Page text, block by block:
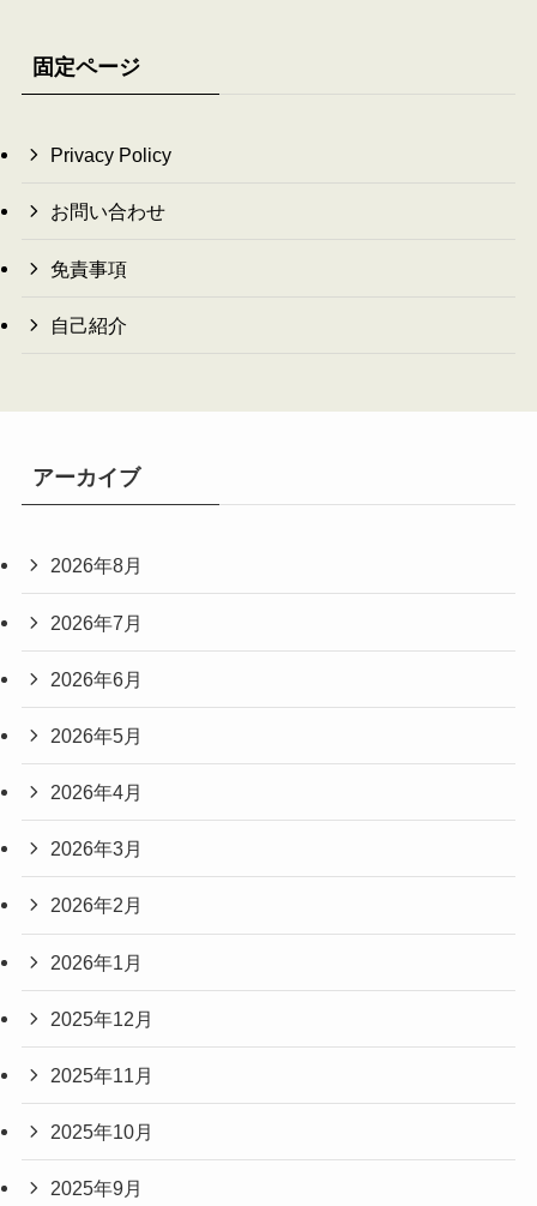
固定ページ
Privacy Policy
お問い合わせ
免責事項
自己紹介
アーカイブ
2026年8月
2026年7月
2026年6月
2026年5月
2026年4月
2026年3月
2026年2月
2026年1月
2025年12月
2025年11月
2025年10月
2025年9月